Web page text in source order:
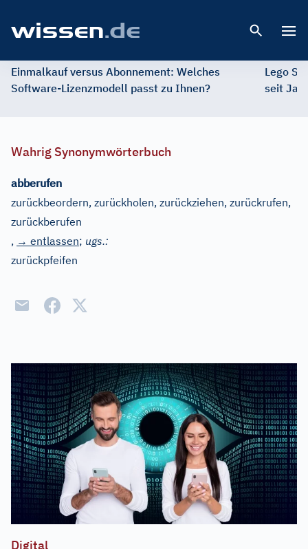
Einmalkauf versus Abonnement: Welches
Software-Lizenzmodell passt zu Ihnen?
Lego
seit
Wahrig Synonymwörterbuch
abberufen
zurückbeordern, zurückholen, zurückziehen, zurückrufen,
zurückberufen
, → entlassen; ugs.:
zurückpfeifen
Digital